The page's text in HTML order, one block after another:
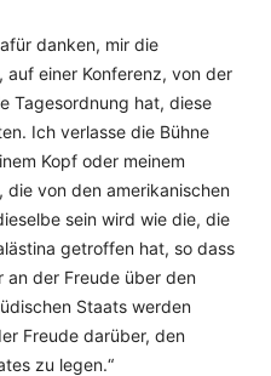
danken, mir die
einer Konferenz, von der
Tagesordnung hat, diese
Ich verlasse die Bühne
Kopf oder meinem
die von den amerikanischen
sein wird wie die, die
getroffen hat, so dass
an der Freude über den
Staats werden
Freude darüber, den
zu legen.“